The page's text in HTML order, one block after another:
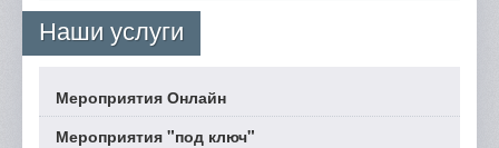
Наши услуги
Мероприятия Онлайн
Мероприятия "под ключ"